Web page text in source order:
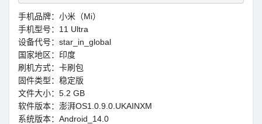
手机品牌：小米（Mi）
手机型号：11 Ultra
设备代号：star_in_global
国家地区：印度
刷机方式：卡刷包
固件类型：稳定版
文件大小：5.2 GB
软件版本：澎湃OS1.0.9.0.UKAINXM
系统版本：Android_14.0